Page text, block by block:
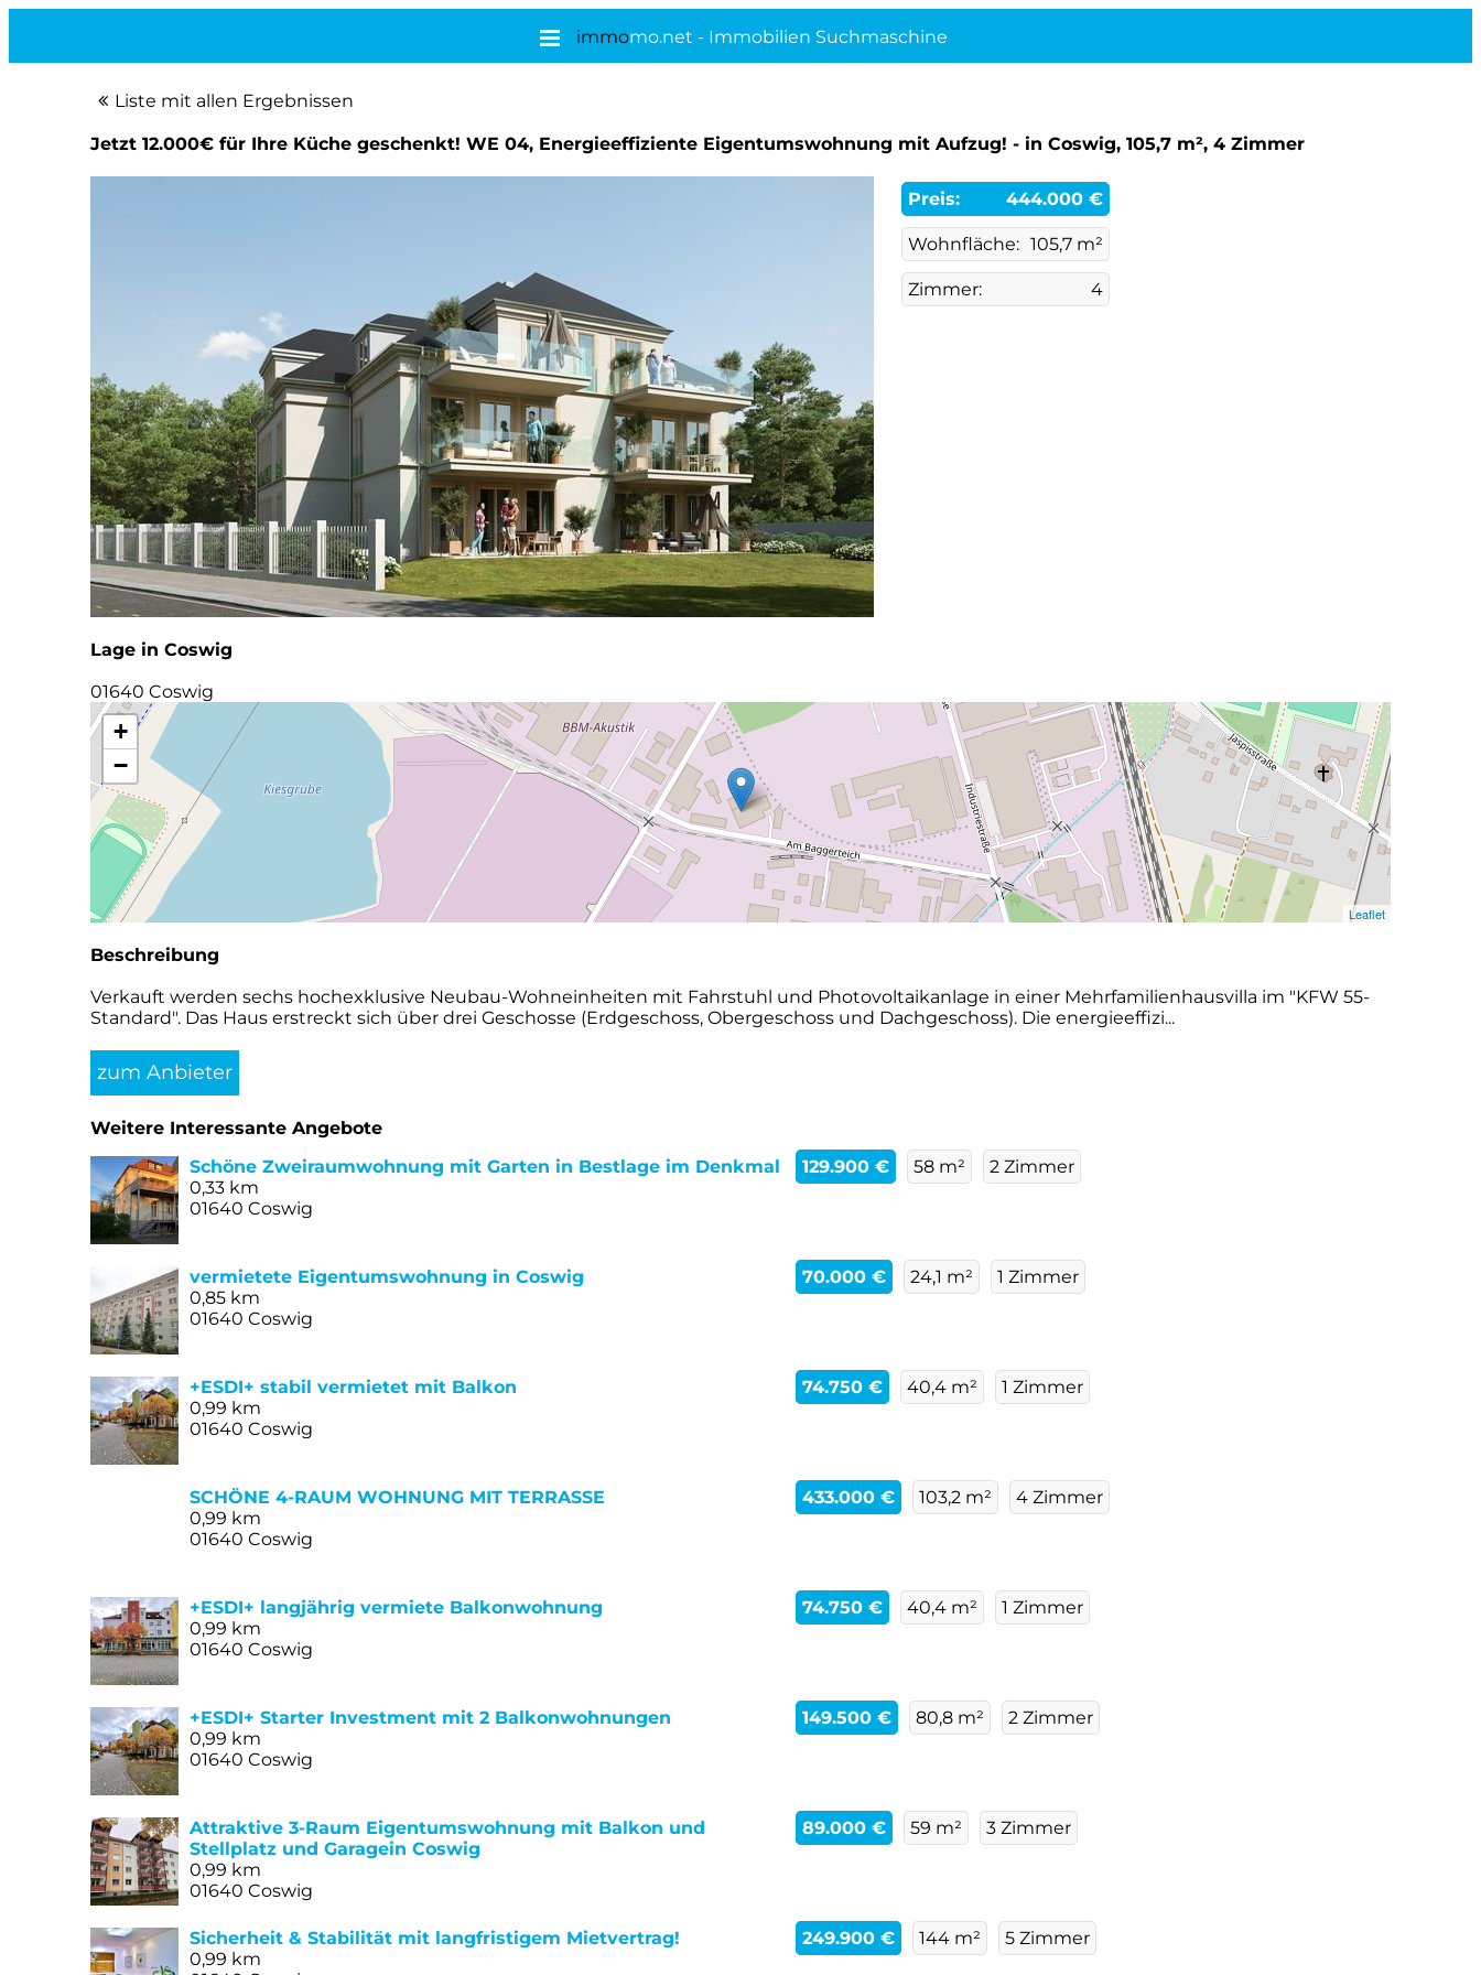
immomo.net - Immobilien Suchmaschine
Liste mit allen Ergebnissen
Jetzt 12.000€ für Ihre Küche geschenkt! WE 04, Energieeffiziente Eigentumswohnung mit Aufzug! - in Coswig, 105,7 m², 4 Zimmer
Preis: 444.000 €
Wohnfläche: 105,7 m²
Zimmer: 4
Lage in Coswig
01640 Coswig
+
−
Leaflet
Beschreibung
Verkauft werden sechs hochexklusive Neubau-Wohneinheiten mit Fahrstuhl und Photovoltaikanlage in einer Mehrfamilienhausvilla im "KFW 55-
Standard". Das Haus erstreckt sich über drei Geschosse (Erdgeschoss, Obergeschoss und Dachgeschoss). Die energieeffizi...
zum Anbieter
Weitere Interessante Angebote
Schöne Zweiraumwohnung mit Garten in Bestlage im Denkmal
0,33 km
01640 Coswig
129.900 € 58 m² 2 Zimmer
vermietete Eigentumswohnung in Coswig
0,85 km
01640 Coswig
70.000 € 24,1 m² 1 Zimmer
+ESDI+ stabil vermietet mit Balkon
0,99 km
01640 Coswig
74.750 € 40,4 m² 1 Zimmer
SCHÖNE 4-RAUM WOHNUNG MIT TERRASSE
0,99 km
01640 Coswig
433.000 € 103,2 m² 4 Zimmer
+ESDI+ langjährig vermiete Balkonwohnung
0,99 km
01640 Coswig
74.750 € 40,4 m² 1 Zimmer
+ESDI+ Starter Investment mit 2 Balkonwohnungen
0,99 km
01640 Coswig
149.500 € 80,8 m² 2 Zimmer
Attraktive 3-Raum Eigentumswohnung mit Balkon und
Stellplatz und Garagein Coswig
0,99 km
01640 Coswig
89.000 € 59 m² 3 Zimmer
Sicherheit & Stabilität mit langfristigem Mietvertrag!
0,99 km
249.900 € 144 m² 5 Zimmer